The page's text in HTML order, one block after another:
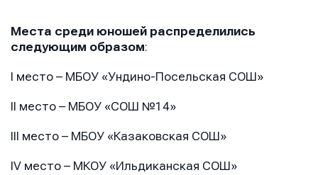
Места среди юношей распределились
следующим образом:
I место – МБОУ «Ундино-Посельская СОШ»
II место – МБОУ «СОШ №14»
III место – МБОУ «Казаковская СОШ»
IV место – МКОУ «Ильдиканская СОШ»